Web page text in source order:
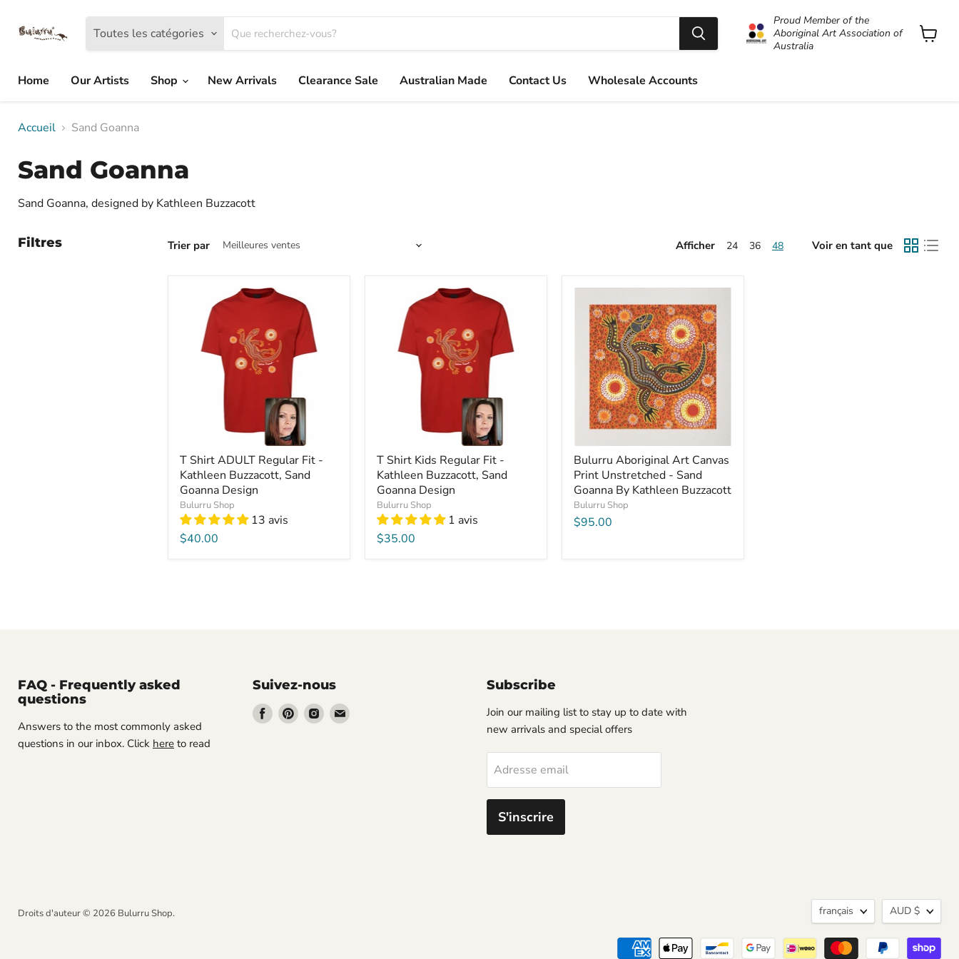
Toutes les catégories
Proud Member of the
Aboriginal Art Association of
Australia
Home Our Artists Shop New Arrivals Clearance Sale Australian Made Contact Us Wholesale Accounts
Accueil Sand Goanna
Sand Goanna
Sand Goanna, designed by Kathleen Buzzacott
Filtres Trier par Afficher 24 36 48 Voir en tant que
T Shirt ADULT Regular Fit -
Kathleen Buzzacott, Sand
Goanna Design
Bulurru Shop
13 avis
$40.00
T Shirt Kids Regular Fit -
Kathleen Buzzacott, Sand
Goanna Design
Bulurru Shop
1 avis
$35.00
Bulurru Aboriginal Art Canvas
Print Unstretched - Sand
Goanna By Kathleen Buzzacott
Bulurru Shop
$95.00
FAQ - Frequently asked
questions
Answers to the most commonly asked
questions in our inbox. Click here to read
Suivez-nous
Trouvez-Trouvez-Trouvez-Trouvez-
Subscribe
Join our mailing list to stay up to date with
new arrivals and special offers
Adresse email
S'inscrire
Droits d'auteur © 2026 Bulurru Shop. Langue
français Devise
AUD $